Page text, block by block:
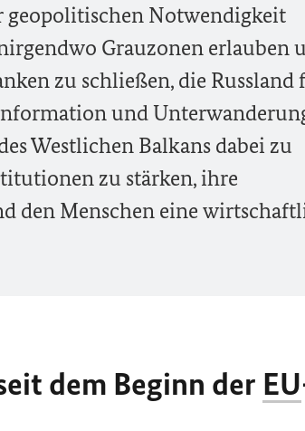
geopolitischen Notwendigkeit
Grauzonen erlauben
zu schließen, die Russland
und
Westlichen Balkans dabei zu
zu stärken, ihre
den Menschen eine
dem Beginn der EU